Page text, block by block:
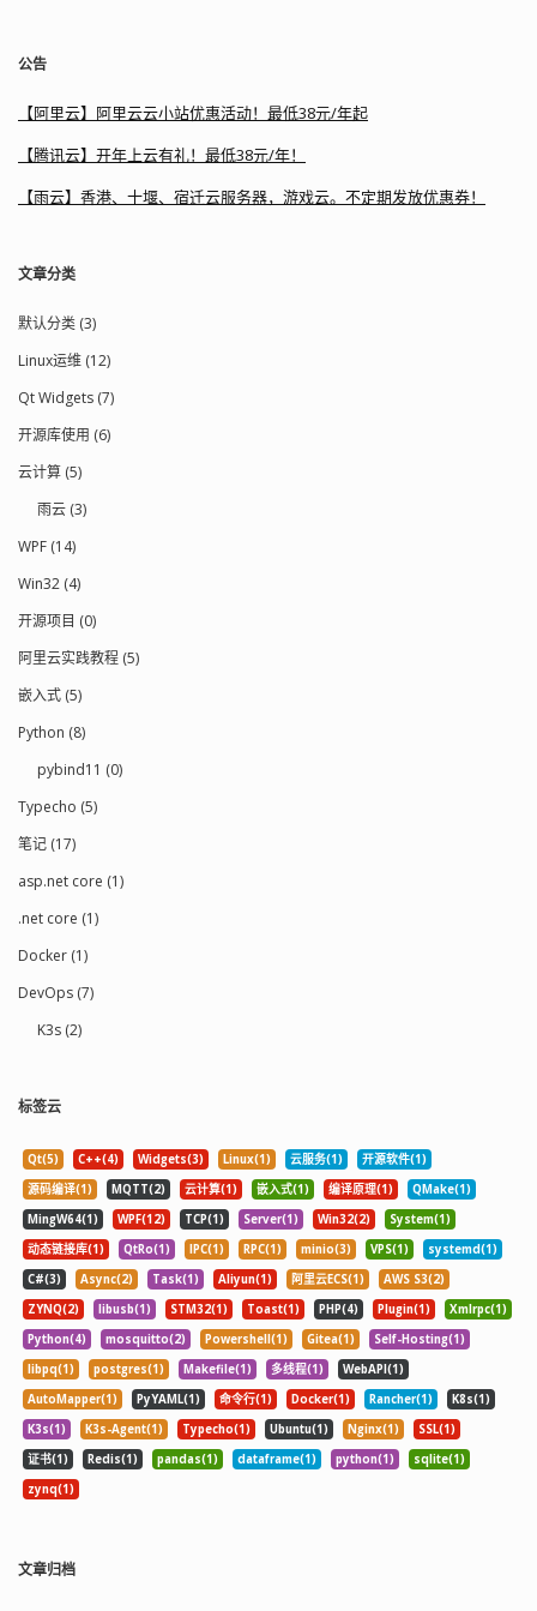
公告
【阿里云】阿里云云小站优惠活动！最低38元/年起
【腾讯云】开年上云有礼！最低38元/年！
【雨云】香港、十堰、宿迁云服务器，游戏云。不定期发放优惠券！
文章分类
默认分类 (3)
Linux运维 (12)
Qt Widgets (7)
开源库使用 (6)
云计算 (5)
雨云 (3)
WPF (14)
Win32 (4)
开源项目 (0)
阿里云实践教程 (5)
嵌入式 (5)
Python (8)
pybind11 (0)
Typecho (5)
笔记 (17)
asp.net core (1)
.net core (1)
Docker (1)
DevOps (7)
K3s (2)
标签云
Qt(5) C++(4) Widgets(3) Linux(1) 云服务(1)
开源软件(1)
源码编译(1)
MQTT(2) 云计算(1) 嵌入式(1) 编译原理(1)
QMake(1)
MingW64(1)
WPF(12) TCP(1) Server(1) Win32(2)
System(1)
动态链接库(1)
QtRo(1) IPC(1) RPC(1) minio(3) VPS(1)
systemd(1)
C#(3)
Async(2) Task(1) Aliyun(1) 阿里云ECS(1)
AWS S3(2)
ZYNQ(2)
libusb(1) STM32(1) Toast(1) PHP(4) Plugin(1)
Xmlrpc(1)
Python(4)
mosquitto(2) Powershell(1) Gitea(1)
Self-Hosting(1)
libpq(1)
postgres(1) Makefile(1) 多线程(1)
WebAPI(1)
AutoMapper(1)
PyYAML(1) 命令行(1) Docker(1) Rancher(1)
K8s(1)
K3s(1)
K3s-Agent(1) Typecho(1) Ubuntu(1) Nginx(1)
SSL(1)
证书(1)
Redis(1) pandas(1) dataframe(1) python(1)
sqlite(1)
zynq(1)
文章归档